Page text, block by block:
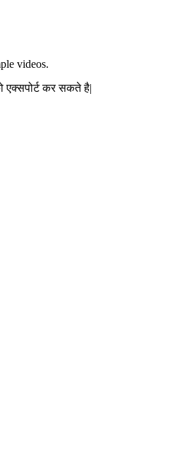
videos.
एक्सपोर्ट कर सकते है|